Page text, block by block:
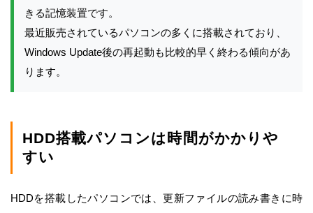
きる記憶装置です。
最近販売されているパソコンの多くに搭載されており、
Windows Update後の再起動も比較的早く終わる傾向があ
ります。
HDD搭載パソコンは時間がかかりや
すい
HDDを搭載したパソコンでは、更新ファイルの読み書きに時